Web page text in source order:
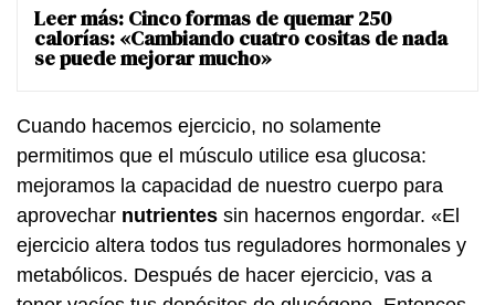
Leer más: Cinco formas de quemar 250
calorías: «Cambiando cuatro cositas de nada
se puede mejorar mucho»
Cuando hacemos ejercicio, no solamente
permitimos que el músculo utilice esa glucosa:
mejoramos la capacidad de nuestro cuerpo para
aprovechar nutrientes sin hacernos engordar. «El
ejercicio altera todos tus reguladores hormonales y
metabólicos. Después de hacer ejercicio, vas a